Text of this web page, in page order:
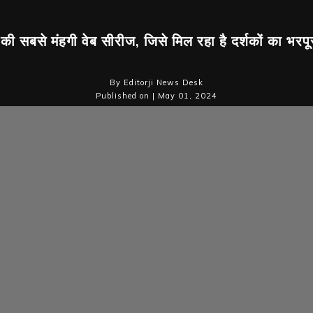
सबसे मंहगी वेब सीरीज, जिसे मिल रहा है दर्शकों का
By Editorji News Desk
Published on | May 01, 2024